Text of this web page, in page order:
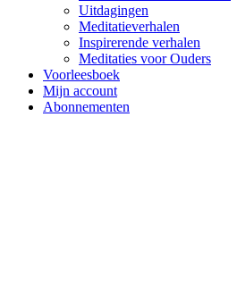
Uitdagingen
Meditatieverhalen
Inspirerende verhalen
Meditaties voor Ouders
Voorleesboek
Mijn account
Abonnementen